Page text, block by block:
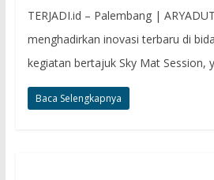
TERJADI.id – Palembang |
menghadirkan inovasi terbaru di
kegiatan bertajuk Sky Mat Session,
Baca Selengkapnya